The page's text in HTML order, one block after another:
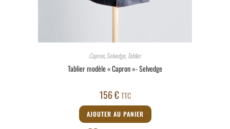
Capron,Selvedge, Tablier
Tablier modèle « Capron »- Selvedge
156€ TTC
AJOUTER AU PANIER